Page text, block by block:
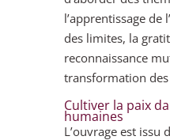
l’apprentissage de
des limites, la
reconnaissance
transformation
Cultiver la paix
humaines
L’ouvrage est issu